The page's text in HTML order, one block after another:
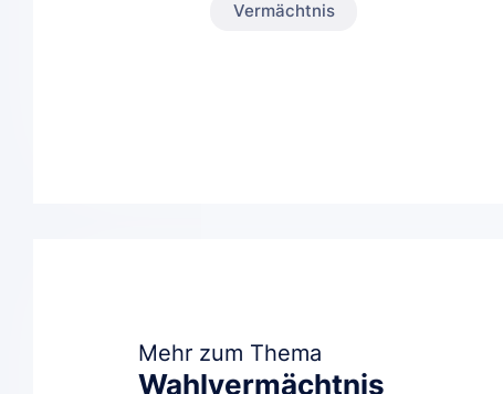
Vermächtnis
Mehr zum Thema
Wahlvermächtnis